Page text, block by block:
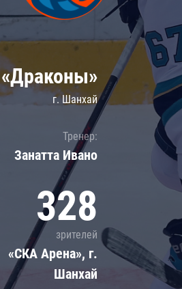
Локомотив
Шанхайские Драконы
«Драконы»
г. Шанхай
Тренер:
Занатта Иванo
328
зрителей
«СКА Арена», г.
Шанхай